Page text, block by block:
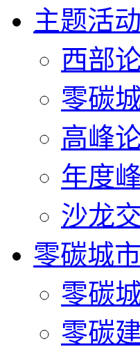
主题活动
西部
零碳
高峰
年度
沙龙
零碳城市
零碳
零碳